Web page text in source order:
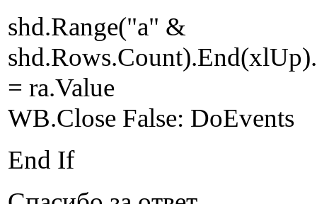
shd.Range("a" &
= ra.Value
WB.Close False: DoEvents
End If